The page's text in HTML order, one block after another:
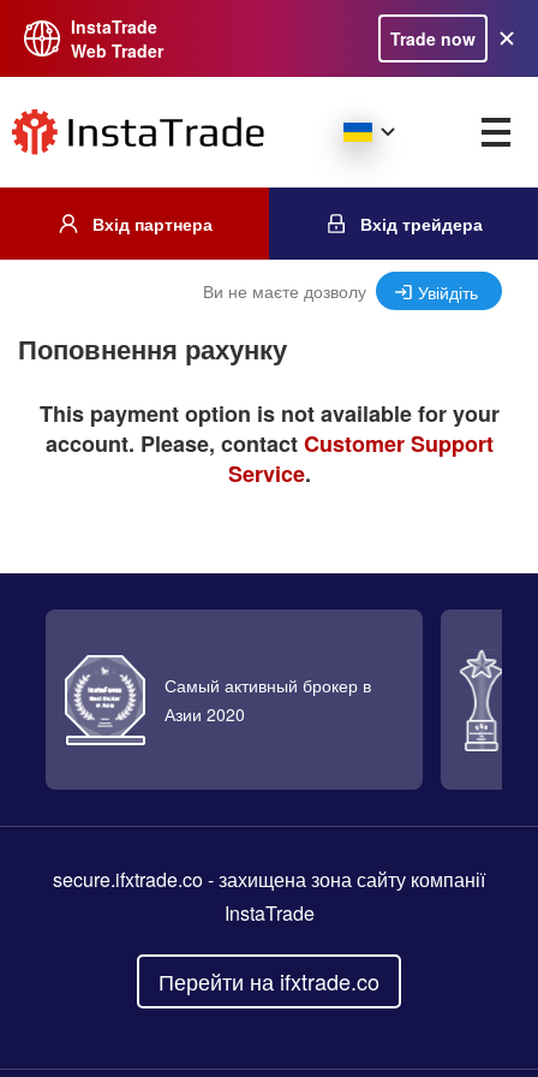
InstaTrade
Web Trader
Trade now
Вхід партнера Вхід трейдера
Ви не маєте дозволу Увійдіть
Поповнення рахунку
This payment option is not available for your
account. Please, contactCustomer Support
Service.
Самый активный брокер в
Азии 2020
secure.ifxtrade.co- захищена зона сайту компанії
InstaTrade
Перейти на ifxtrade.co